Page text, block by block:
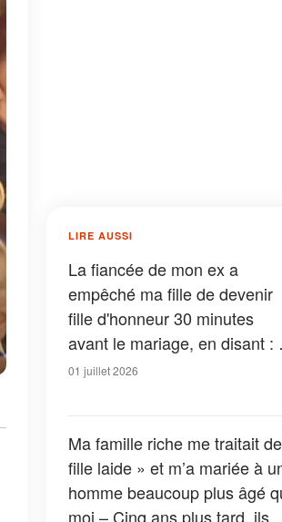
LIRE AUSSI
La fiancée de mon ex a
empêché ma fille de devenir
fille d'honneur 30 minutes
avant le mariage, en disant :
Une nouvelle famille ne devrait
que la mère de mon ex a fait
ensuite a laissé tout le
sans voix
01 juillet 2026
Ma famille riche me traitait
fille laide » et m’a mariée à
homme beaucoup plus âgé
moi – Cinq ans plus tard, ils